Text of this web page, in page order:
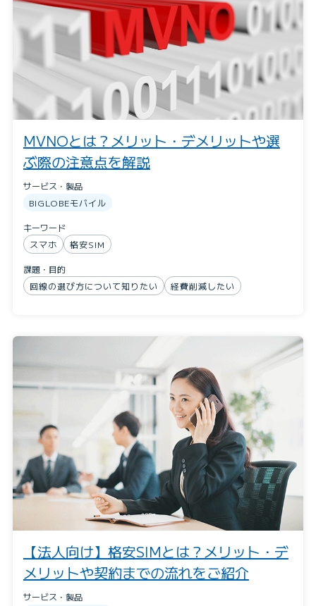
MVNOとは？メリット・デメリットや選
ぶ際の注意点を解説
サービス・製品
BIGLOBEモバイル
キーワード
スマホ
格安SIM
課題・目的
回線の選び方について知りたい
経費削減したい
【法人向け】格安SIMとは？メリット・デ
メリットや契約までの流れをご紹介
サービス・製品